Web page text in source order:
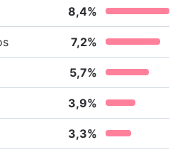
8,4%
7,2%
5,7%
3,9%
3,3%